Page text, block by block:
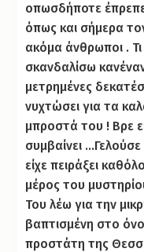
οπωσδήποτε
όπως και σήμερα
ακόμα άνθρωποι .
σκανδαλίσω
μετρημένες
νυχτώσει για τα
μπροστά του ! Βρε
συμβαίνει
είχε πειράξει
μέρος του
Του λέω για την
βαπτισμένη στο
προστάτη της